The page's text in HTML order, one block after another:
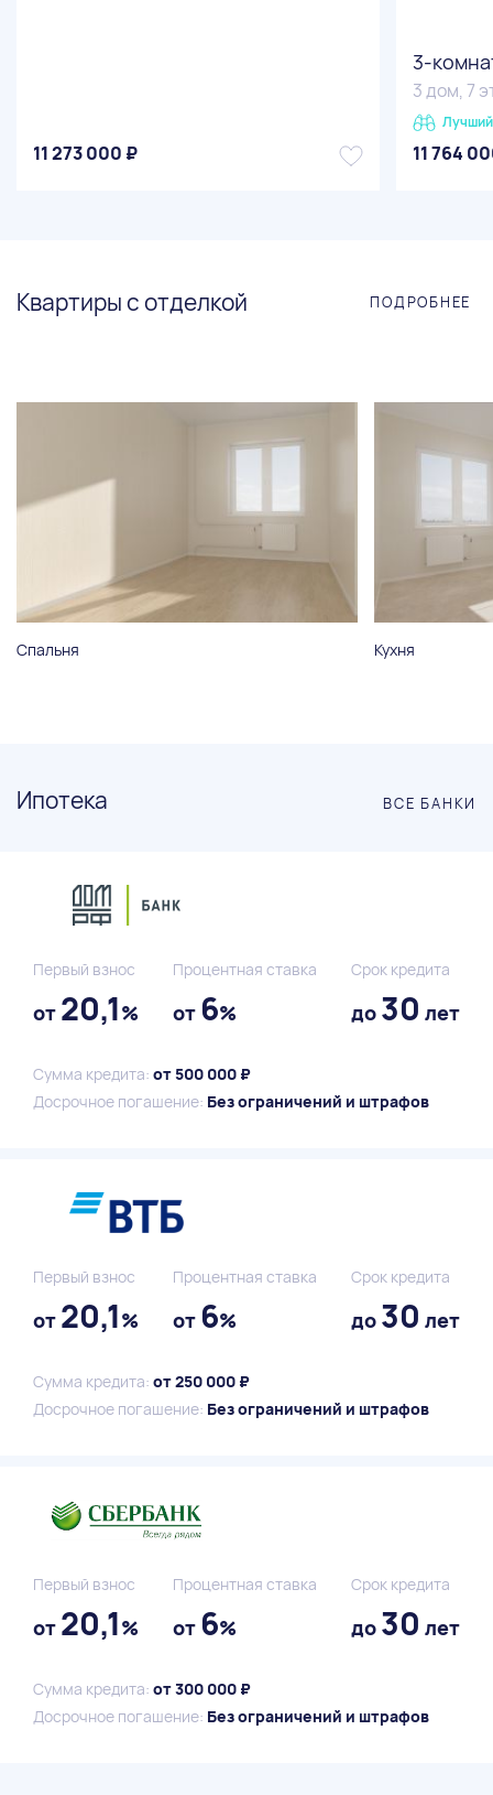
11 273 000 ₽
3-
3 дом, 7
11 764
Квартиры с отделкой ПОДРОБНЕЕ
Спальня Кухня
Ипотека ВСЕ БАНКИ
Первый взнос
от 20,1%
Процентная ставка
от 6%
Срок кредита
до 30 лет
Сумма кредита: от 500 000 ₽
Досрочное погашение: Без ограничений и штрафов
Первый взнос
от 20,1%
Процентная ставка
от 6%
Срок кредита
до 30 лет
Сумма кредита: от 250 000 ₽
Досрочное погашение: Без ограничений и штрафов
Первый взнос
от 20,1%
Процентная ставка
от 6%
Срок кредита
до 30 лет
Сумма кредита: от 300 000 ₽
Досрочное погашение: Без ограничений и штрафов